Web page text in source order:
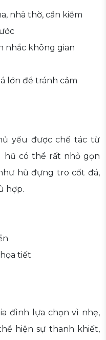
nhà thờ, cần kiểm
nhắc không gian
lớn để tránh cảm
yếu được chế tác từ
hũ có thể rất nhỏ gọn
hũ đựng tro cốt đá,
hợp.
tiết
đình lựa chọn vì nhẹ,
hiện sự thanh khiết,